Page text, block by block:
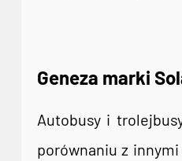
Geneza marki
Autobusy i
porównaniu z